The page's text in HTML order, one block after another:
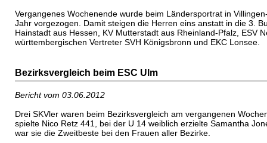
Vergangenes Wochenende wurde beim Ländersportrat in
Jahr vorgezogen. Damit steigen die Herren eins anstatt in die 3.
Hainstadt aus Hessen, KV Mutterstadt aus Rheinland-Pfalz, ESV
württembergischen Vertreter SVH Königsbronn und EKC Lonsee.
Bezirksvergleich beim ESC Ulm
Bericht vom 03.06.2012
Drei SKVler waren beim Bezirksvergleich am vergangenen
spielte Nico Retz 441, bei der U 14 weiblich erzielte Samantha
war sie die Zweitbeste bei den Frauen aller Bezirke.